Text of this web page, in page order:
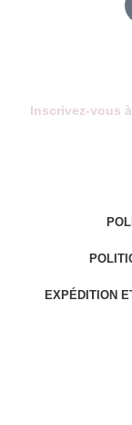
Inscrivez-vous
EXPÉDITION